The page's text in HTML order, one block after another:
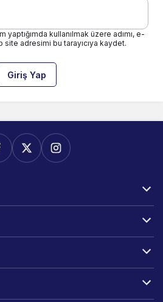
kullanılmak üzere adımı, e-
adresimi bu tarayıcıya kaydet.
Giriş Yap